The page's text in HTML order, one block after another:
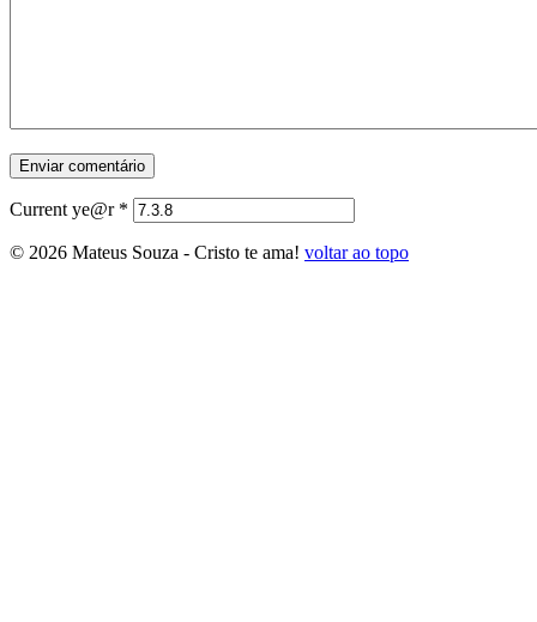
Current ye@r *
© 2026 Mateus Souza - Cristo te ama! voltar ao topo